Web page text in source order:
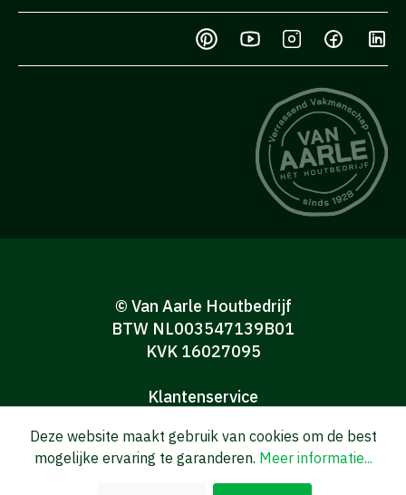
© Van Aarle Houtbedrijf
BTW NL003547139B01
KVK 16027095
Klantenservice
Algemene voorwaarden Consumenten
Privacy verklaring
Deze website maakt gebruik van cookies om de best
mogelijke ervaring te garanderen. Meer informatie...